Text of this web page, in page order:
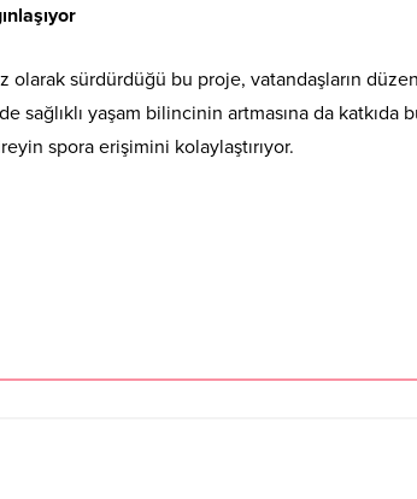
olarak sürdürdüğü bu proje, vatandaşların
sağlıklı yaşam bilincinin artmasına da katkıda
spora erişimini kolaylaştırıyor.